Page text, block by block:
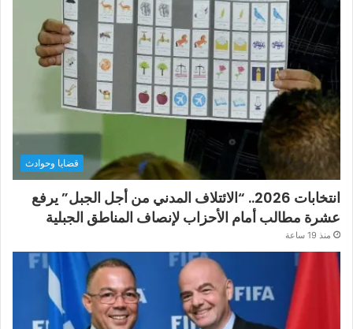
قضايا وحوادث
انتخابات 2026.. “الائتلاف المدني من أجل الجبل” يرفع
عشرة مطالب أمام الأحزاب لإنصاف المناطق الجبلية
منذ 19 ساعة